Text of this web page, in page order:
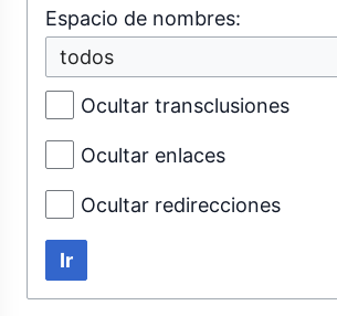
Espacio de nombres:
todos
Ocultar transclusiones
Ocultar enlaces
Ocultar redirecciones
Ir